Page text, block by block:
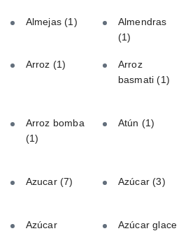
Almejas(1)
Almendras
(1)
Arroz (1)
Arroz
basmati(1)
Arroz bomba
(1)
Atún (1)
Azucar (7) Azúcar(3)
Azúcar
Azúcar glace